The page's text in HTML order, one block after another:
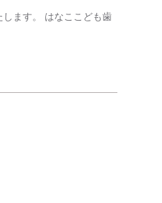
ます。 はなここども歯